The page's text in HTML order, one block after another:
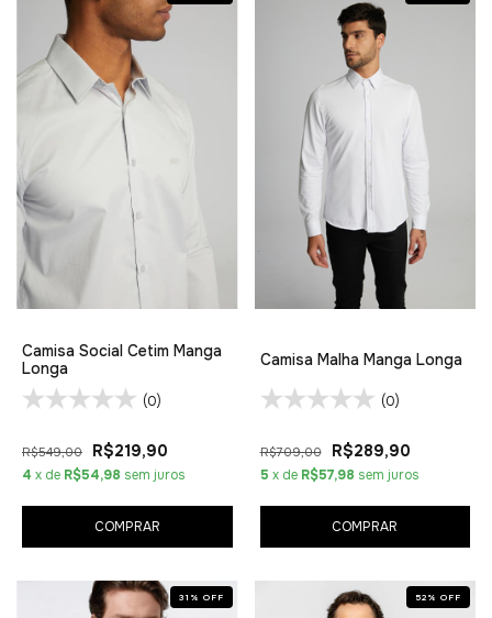
Camisa Social Cetim Manga
Longa
(0)
R$549,00 R$219,90
4 x de R$54,98 sem juros
COMPRAR
Camisa Malha Manga Longa
(0)
R$709,00 R$289,90
5 x de R$57,98 sem juros
COMPRAR
31 % OFF 52 % OFF